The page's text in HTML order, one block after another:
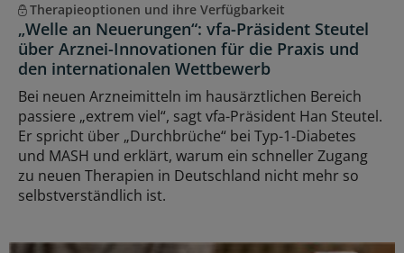
Therapieoptionen und ihre Verfügbarkeit
„Welle an Neuerungen“: vfa-Präsident Steutel
über Arznei-Innovationen für die Praxis und
den internationalen Wettbewerb
Bei neuen Arzneimitteln im hausärztlichen Bereich
passiere „extrem viel“, sagt vfa-Präsident Han Steutel.
Er spricht über „Durchbrüche“ bei Typ-1-Diabetes
und MASH und erklärt, warum ein schneller Zugang
zu neuen Therapien in Deutschland nicht mehr so
selbstverständlich ist.